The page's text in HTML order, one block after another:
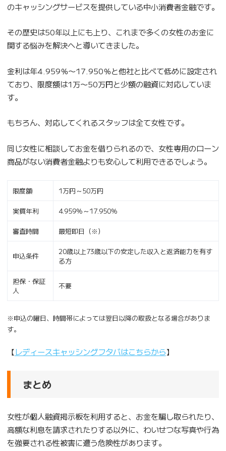
のキャッシングサービスを提供している中小消費者金融です。
その歴史は50年以上にも上り、これまで多くの女性のお金に
関する悩みを解決へと導いてきました。
金利は年4.959％〜17.950％と他社と比べて低めに設定され
ており、限度額は1万〜50万円と少額の融資に対応していま
す。
もちろん、対応してくれるスタッフは全て女性です。
同じ女性に相談してお金を借りられるので、女性専用のローン
商品がない消費者金融よりも安心して利用できるでしょう。
限度額 1万円～50万円
実質年利 4.959％～17.950％
審査時間 最短即日（※）
申込条件
20歳以上73歳以下の安定した収入と返済能力を有す
る方
担保・保証
人
不要
※申込の曜日、時間帯によっては翌日以降の取扱となる場合がありま
す。
【レディースキャッシングフタバはこちらから】
まとめ
女性が個人融資掲示板を利用すると、お金を騙し取られたり、
高額な利息を請求されたりする以外に、わいせつな写真や行為
を強要される性被害に遭う危険性があります。